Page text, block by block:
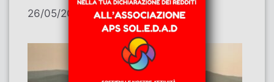
26/05/2026 diEvasia Sancio